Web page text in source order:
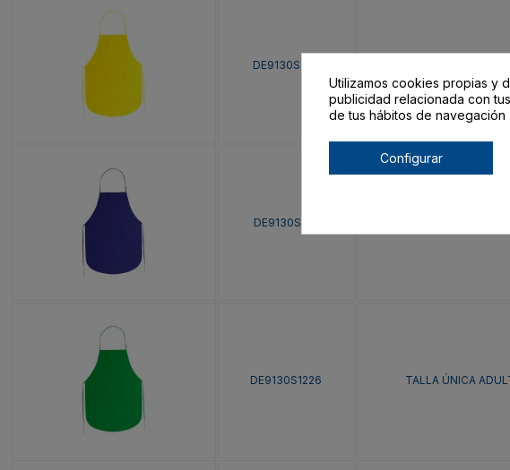
DE9130S103
DE9130S105
DE9130S1226 TALLA ÚNICA
Utilizamos cookies propias y
publicidad relacionada con
de tus hábitos de
Configurar